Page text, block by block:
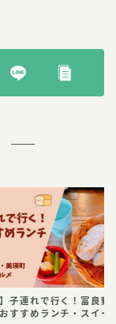
】子連れで行く！富良野
すすめランチ・スイー